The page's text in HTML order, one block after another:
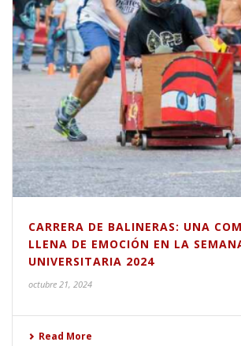
CARRERA DE BALINERAS: UNA
LLENA DE EMOCIÓN EN LA
UNIVERSITARIA 2024
octubre 21, 2024
Read More